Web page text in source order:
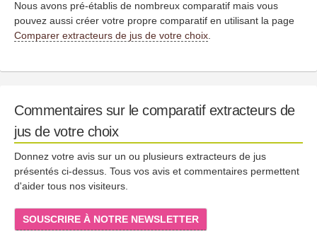
Nous avons pré-établis de nombreux comparatif mais vous
pouvez aussi créer votre propre comparatif en utilisant la page
Comparer extracteurs de jus de votre choix
Commentaires sur le comparatif extracteurs de
jus de votre choix
Donnez votre avis sur un ou plusieurs extracteurs de jus
présentés ci-dessus. Tous vos avis et commentaires permettent
d'aider tous nos visiteurs.
SOUSCRIRE À NOTRE NEWSLETTER